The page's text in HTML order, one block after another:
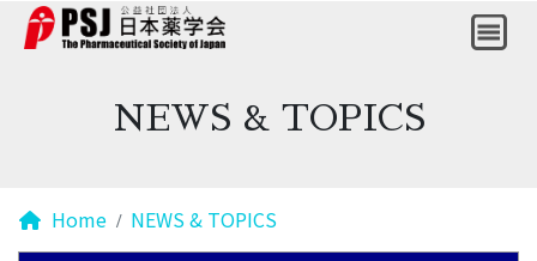
NEWS & TOPICS
Home NEWS & TOPICS